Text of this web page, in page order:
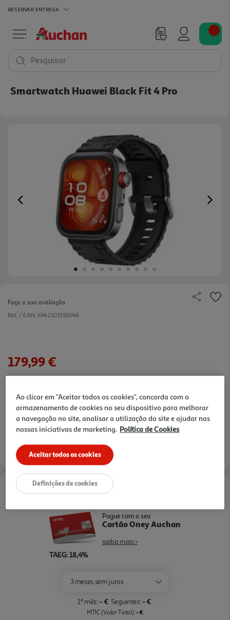
RESERVAR ENTREGA
Pesquisar
Smartwatch Huawei Black Fit 4 Pro
Previous
Faça a sua avaliação
Ref. / EAN: 6942103155048
179,99 €
3hRecolha Drive *
*Mediante disponibilidade de slot de entrega e stock em loja.
consultar stock >.
Opções de Financiamento
TAEG: 18,4%
Pague com o seu
Cartão Oney Auchan
saiba mais >
3 meses sem juros
1º mês:- € Seguintes:- €
MTIC (Valor Total):- €
Ao clicar em "Aceitar todos os cookies", concorda com o
armazenamento de cookies no seu dispositivo para melhorar
a navegação no site, analisar a utilização do site e ajudar nas
nossas iniciativas de marketing. Política de Cookies
Aceitar todos os cookies
Definições de cookies